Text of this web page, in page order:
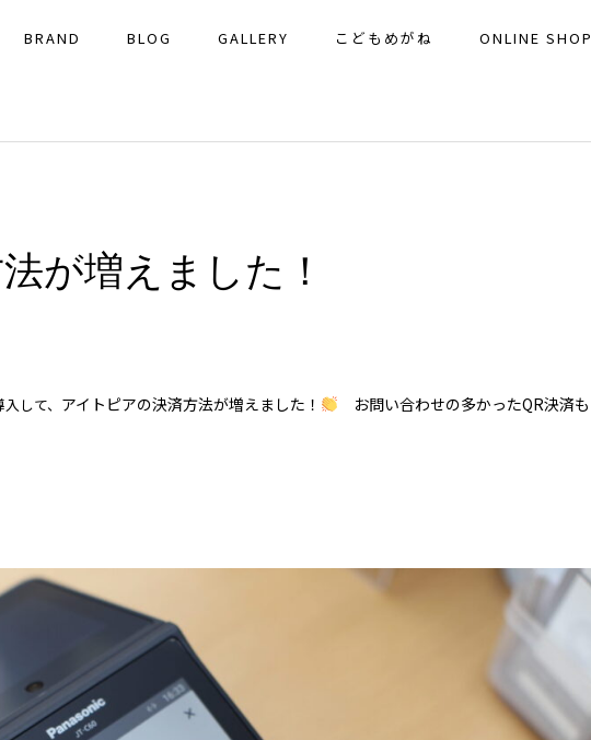
BRAND BLOG GALLERY こどもめがね ONLINE SHOP
が増えました！
して、 アイトピアの決済方法が増えました！
お問い合わせの多かったQR決済も